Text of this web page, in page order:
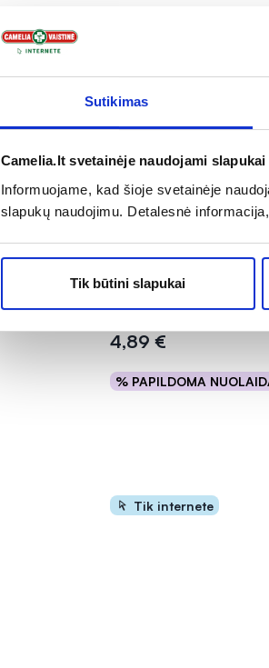
Sutikimas
Camelia.lt svetainėje naudojami slapukai
Informuojame, kad šioje svetainėje
slapukų naudojimu. Detalesnė
Tik būtini slapukai
TELLO dantų šepetėlis
3940, 1 vnt.
Įvertinimas 5.0 iš 5
4,89 €
% PAPILDOMA
Į krepšelį
Tik internete